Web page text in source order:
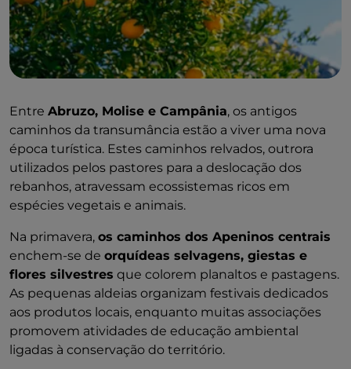
Entre Abruzo, Molise e Campânia, os antigos
caminhos da transumância estão a viver uma nova
época turística. Estes caminhos relvados, outrora
utilizados pelos pastores para a deslocação dos
rebanhos, atravessam ecossistemas ricos em
espécies vegetais e animais.
Na primavera, os caminhos dos Apeninos centrais
enchem-se de orquídeas selvagens, giestas e
flores silvestres que colorem planaltos e pastagens.
As pequenas aldeias organizam festivais dedicados
aos produtos locais, enquanto muitas associações
promovem atividades de educação ambiental
ligadas à conservação do território.